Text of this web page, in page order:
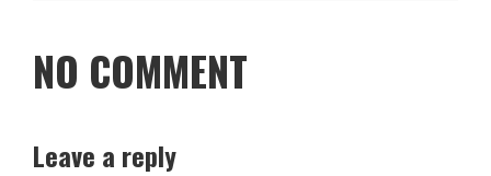
NO COMMENT
Leave a reply